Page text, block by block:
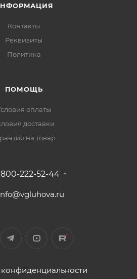
Контакты
Реквизиты
Политика
ПОМОЩЬ
оплаты
доставки
на товар
222-52-44